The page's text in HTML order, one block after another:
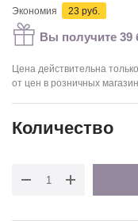
Экономия 23 руб.
Вы получите 39
Цена действительна
от цен в розничных
Количество